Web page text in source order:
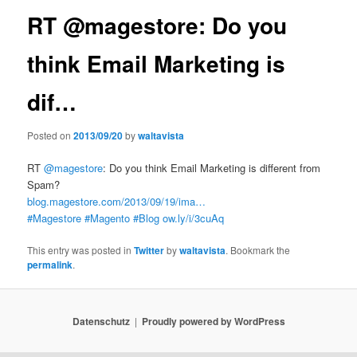
RT @magestore: Do you
think Email Marketing is
dif…
Posted on2013/09/20bywaltavista
RT@magestore: Do you think Email Marketing is different from
Spam?
blog.magestore.com/2013/09/19/ima…
#Magestore #Magento #Blog ow.ly/i/3cuAq
This entry was posted inTwitterbywaltavista. Bookmark the
permalink.
Datenschutz Proudly powered by WordPress